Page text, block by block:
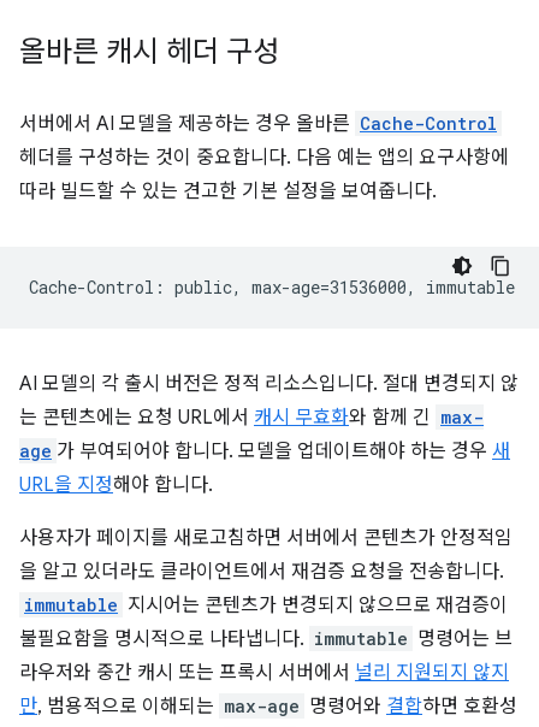
올바른 캐시 헤더 구성
서버에서 AI 모델을 제공하는 경우 올바른 Cache-Control
헤더를 구성하는 것이 중요합니다. 다음 예는 앱의 요구사항에
따라 빌드할 수 있는 견고한 기본 설정을 보여줍니다.
AI 모델의 각 출시 버전은 정적 리소스입니다. 절대 변경되지 않
는 콘텐츠에는 요청 URL에서 캐시 무효화와 함께 긴 max-
age 가 부여되어야 합니다. 모델을 업데이트해야 하는 경우 새
URL을 지정해야 합니다.
사용자가 페이지를 새로고침하면 서버에서 콘텐츠가 안정적임
을 알고 있더라도 클라이언트에서 재검증 요청을 전송합니다.
immutable 지시어는 콘텐츠가 변경되지 않으므로 재검증이
불필요함을 명시적으로 나타냅니다. immutable 명령어는 브
라우저와 중간 캐시 또는 프록시 서버에서 널리 지원되지 않지
만, 범용적으로 이해되는 max-age 명령어와 결합하면 호환성